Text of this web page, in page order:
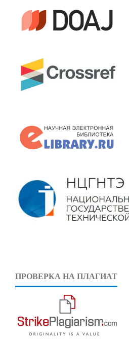
ПРОВЕРКА НА ПЛАГИАТ